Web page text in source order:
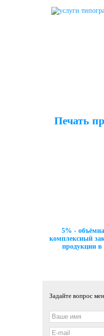
Печать
5% -
комплексный
продукции в
Задайте вопрос